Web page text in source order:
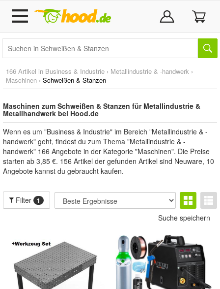
166 Artikel in Business & Industrie › Metallindustrie & -handwerk ›
Maschinen › Schweißen & Stanzen
Maschinen zum Schweißen & Stanzen für Metallindustrie &
Metallhandwerk bei Hood.de
Wenn es um "Business & Industrie" im Bereich "Metallindustrie & -
handwerk" geht, findest du zum Thema "Metallindustrie & -
handwerk" 166 Angebote in der Kategorie "Maschinen". Die Preise
starten ab 3,85 €. 156 Artikel der gefunden Artikel sind Neuware, 10
Angebote kannst du gebraucht kaufen.
Filter 1
Suche speichern